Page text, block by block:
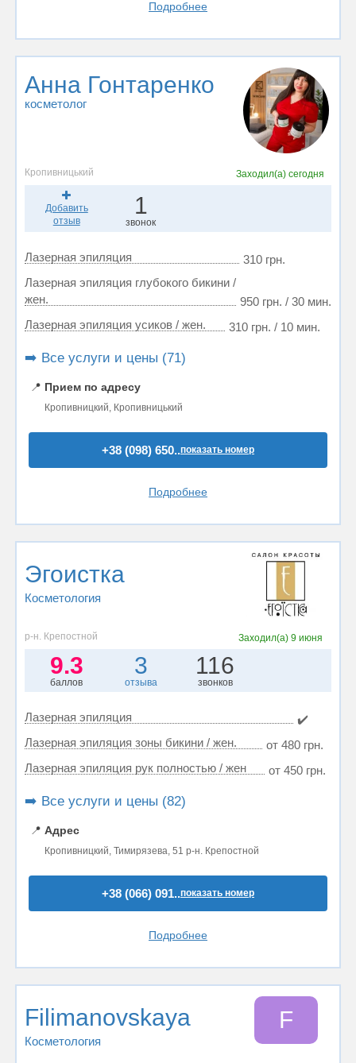
Подробнее
Анна Гонтаренко
косметолог
Кропивницький Заходил(а)сегодня
Добавить
отзыв
1
звонок
Лазерная эпиляция
310 грн.
Лазерная эпиляция глубокого бикини /
жен.
950 грн. / 30 мин.
Лазерная эпиляция усиков / жен.
310 грн. / 10 мин.
➡️ Все услуги и цены (71)
📍 Прием по адресу
Кропивницкий, Кропивницький
+38 (098) 650..показать номер
Подробнее
Эгоистка
Косметология
р-н. Крепостной Заходил(а) 9 июня
9.3
баллов
3
отзыва
116
звонков
Лазерная эпиляция
✔️
Лазерная эпиляция зоны бикини / жен.
от 480 грн.
Лазерная эпиляция рук полностью / жен
от 450 грн.
➡️ Все услуги и цены (82)
📍 Адрес
Кропивницкий, Тимирязева, 51 р-н. Крепостной
+38 (066) 091..показать номер
Подробнее
Filimanovskaya
Косметология
F